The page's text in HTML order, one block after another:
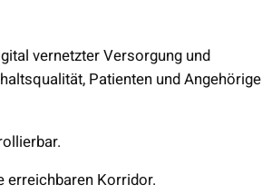
vernetzter Versorgung und
Patienten und Angehörige
erreichbaren Korridor.